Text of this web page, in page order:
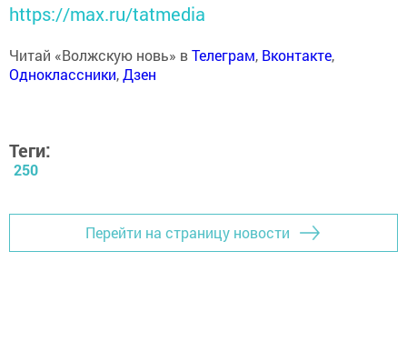
https://max.ru/tatmedia
Читай «Волжскую новь» вТелеграм, Вконтакте,
Одноклассники,Дзен
Теги:
250
Перейти на страницу новости